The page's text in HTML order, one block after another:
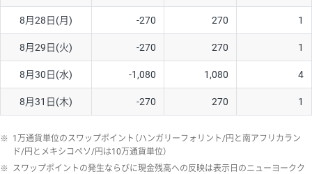
8月28日(月) -270 270 1
8月29日(火) -270 270 1
8月30日(水) -1,080 1,080 4
8月31日(木) -270 270 1
※ 1万通貨単位のスワップポイント（ハンガリーフォリント/円と南アフリカラン
ド/円とメキシコペソ/円は10万通貨単位）
※ スワップポイントの発生ならびに現金残高への反映は表示日のニューヨークク